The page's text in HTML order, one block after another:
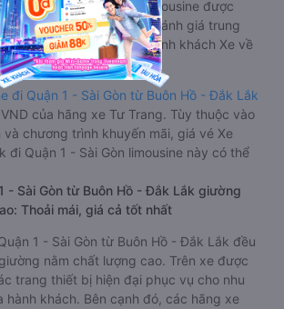
đi Quận 1 - Sài Gòn limousine được
chất lượng Tốt với điểm đánh giá trung
6440 phản hồi của hành khách Xe về
Buôn Hồ - Đắk Lắk.
đi Quận 1 - Sài Gòn từ Buôn Hồ - Đắk Lắk
của hãng xe Tư Trang. Tùy thuộc vào
chương trình khuyến mãi, giá vé Xe
đi Quận 1 - Sài Gòn limousine này có thể
- Sài Gòn từ Buôn Hồ - Đắk Lắk giường
Thoải mái, giá cả tốt nhất
1 - Sài Gòn từ Buôn Hồ - Đắk Lắk đều
nằm chất lượng cao. Trên xe được
trang thiết bị hiện đại phục vụ cho nhu
hành khách. Bên cạnh đó, các hãng xe